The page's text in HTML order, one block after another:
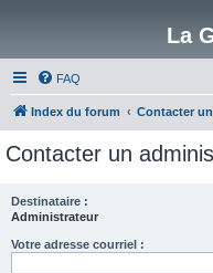
La
FAQ
Index du forum Contacter
Contacter un
Destinataire :
Administrateur
Votre adresse courriel :